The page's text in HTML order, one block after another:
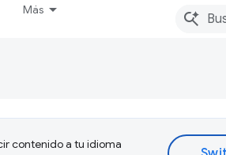
Más
contenido a tu idioma